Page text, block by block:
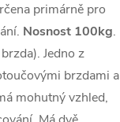
primárně pro
Nosnost 100kg.
Jedno z
brzdami a
mohutný vzhled,